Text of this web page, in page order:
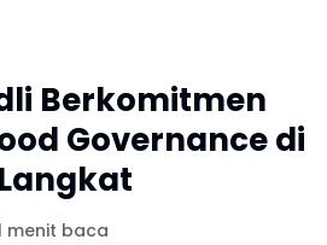
Berkomitmen
Governance di
menit baca